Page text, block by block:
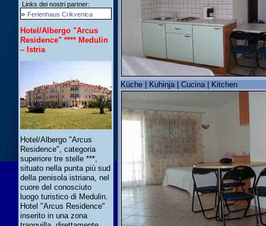
Links dei nostri partner:
» Ferienhaus Crikvenica
Hotel/Albergo "Arcus
Residence" **** Medulin
– Istria
Hotel/Albergo "Arcus
Residence", categoria
superiore tre stelle ***,
situato nella punta più sud
della penisola istriana, nel
cuore del conosciuto
luogo turistico di Medulin.
Hotel "Arcus Residence"
inserito in una zona
Küche | Kuhinja | Cucina | Kitchen